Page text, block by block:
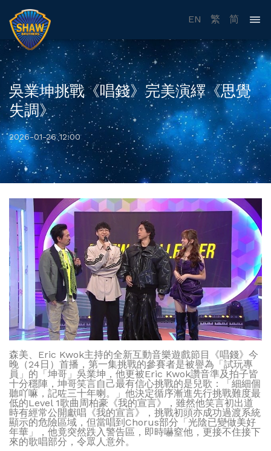
EN 繁 简
吳業坤挑戰《唱錢》完美演繹《思覺
失調》
2026-01-26 12:00
森美、Eric Kwok主持的全新互動音樂遊戲節目《唱錢》今
晚（24日）首播，第一集挑戰的參賽者是被譽為「試玩專
員」的「坤哥」吳業坤，他更被Eric Kwok讚音準及拍子皆
十分穩陣，坤哥笑言自己最有信心挑戰的是兒歌：「細細個
聽吖嘛，記咗三十年喇。」他決定循序漸進先行挑戰難度最
低的Level 1歌曲周柏豪《我的宣言》，雖然他笑言初出道
時有經常公開獻唱《我的宣言》，挑戰初頭亦成功過渡系統
顯示的危險區域，但當唱到Chorus部分「光陰已變做美好
年華」，他竟突然跌入警告區，即時嚇窒他，更接不住接下
來的歌唱部分，令眾人意外。